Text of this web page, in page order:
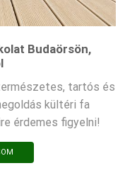
Budaörsön,
tartós és
kültéri fa
érdemes figyelni!